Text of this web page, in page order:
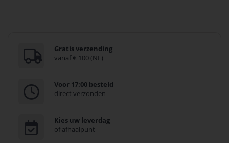
Gratis verzending
vanaf € 100 (NL)
Voor 17:00 besteld
direct verzonden
Kies uw leverdag
of afhaalpunt